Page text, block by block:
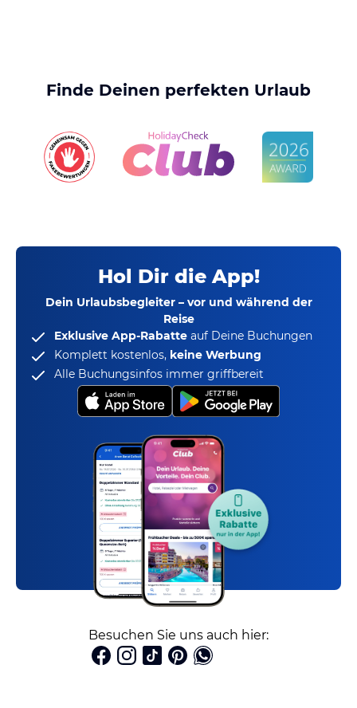
Finde Deinen perfekten Urlaub
Hol Dir die App!
Dein Urlaubsbegleiter – vor und während der
Reise
Exklusive App-Rabatte auf Deine Buchungen
Komplett kostenlos, keine Werbung
Alle Buchungsinfos immer griffbereit
Besuchen Sie uns auch hier: